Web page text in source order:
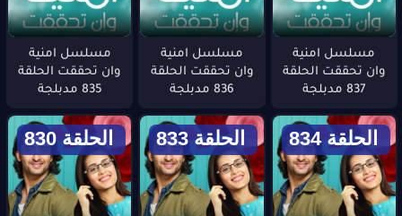
مسلسل امنية
وان تحققت الحلقة
837 مدبلجة
مسلسل امنية
وان تحققت الحلقة
836 مدبلجة
مسلسل امنية
وان تحققت الحلقة
835 مدبلجة
الحلقة 834 الحلقة 833 الحلقة 830